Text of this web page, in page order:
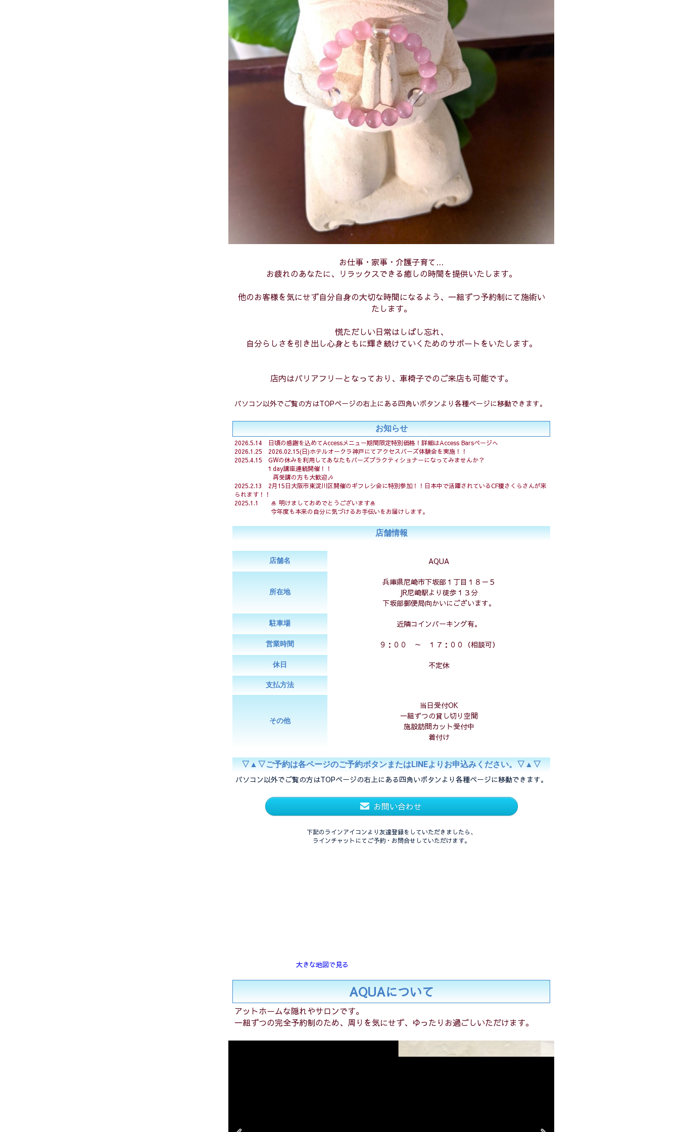
お仕事・家事・介護子育て...
お疲れのあなたに、リラックスできる癒しの時間を提供いたします。
他のお客様を気にせず自分自身の大切な時間になるよう、一組ずつ予約制にて施術い
たします。
慌ただしい日常はしばし忘れ、
自分らしさを引き出し心身ともに輝き続けていくためのサポートをいたします。
店内はバリアフリーとなっており、車椅子でのご来店も可能です。
パソコン以外でご覧の方はTOPページの右上にある四角いボタンより各種ページに移動できます。
お知らせ
2026.5.14 日頃の感謝を込めてAccessメニュー期間限定特別価格！詳細はAccess Barsページへ
2026.1.25 2026.02.15(日)ホテルオークラ神戸にてアクセスバーズ体験会を実施！！
2025.4.15 GWの休みを利用してあなたもバーズプラクティショナーになってみませんか？
１day講座連続開催！！
再受講の方も大歓迎🎶
2025.2.13 2月15日大阪市東淀川区開催のギフレシ会に特別参加！！日本中で活躍されているCF榎さくらさんが来
られます！！
2025.1.1 🎍 明けましておめでとうございます🎍
今年度も本来の自分に気づけるお手伝いをお届けします。
店舗情報
店舗名 AQUA
所在地
兵庫県尼崎市下坂部１丁目１８－５
JR尼崎駅より徒歩１３分
下坂部郵便局向かいにございます。
駐車場 近隣コインパーキング有。
営業時間 ９：００ ～ １７：００（相談可）
休日 不定休
支払方法
その他
当日受付OK
一組ずつの貸し切り空間
施設訪問カット受付中
着付け
▽▲▽ご予約は各ページのご予約ボタンまたはLINEよりお申込みください。▽▲▽
パソコン以外でご覧の方はTOPページの右上にある四角いボタンより各種ページに移動できます。
お問い合わせ
下記のラインアイコンより友達登録をしていただきましたら、
ラインチャットにてご予約・お問合せしていただけます。
大きな地図で見る
AQUAについて
アットホームな隠れやサロンです。
一組ずつの完全予約制のため、周りを気にせず、ゆったりお過ごしいただけます。